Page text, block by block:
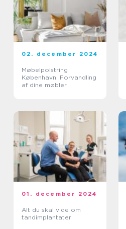
02. december 2024
Møbelpolstring
København: Forvandling
af dine møbler
01. december 2024
Alt du skal vide om
tandimplantater